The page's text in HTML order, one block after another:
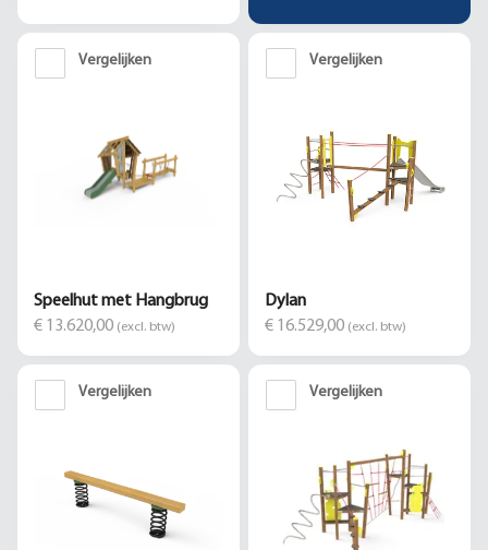
Vergelijken
Speelhut met Hangbrug
€ 13.620,00 (excl. btw)
Vergelijken
Dylan
€ 16.529,00 (excl. btw)
Vergelijken Vergelijken